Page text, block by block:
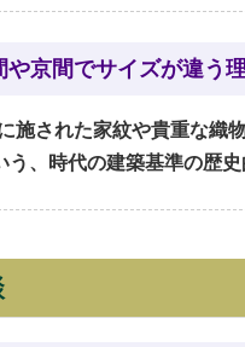
京間でサイズが違う
施された家紋や貴重な
、時代の建築基準の歴